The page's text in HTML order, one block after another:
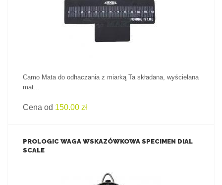
ZOBACZ PRODUKT
Camo Mata do odhaczania z miarką Ta składana, wyściełana
mat...
Cena od 150.00 zł
PROLOGIC WAGA WSKAZÓWKOWA SPECIMEN DIAL
SCALE